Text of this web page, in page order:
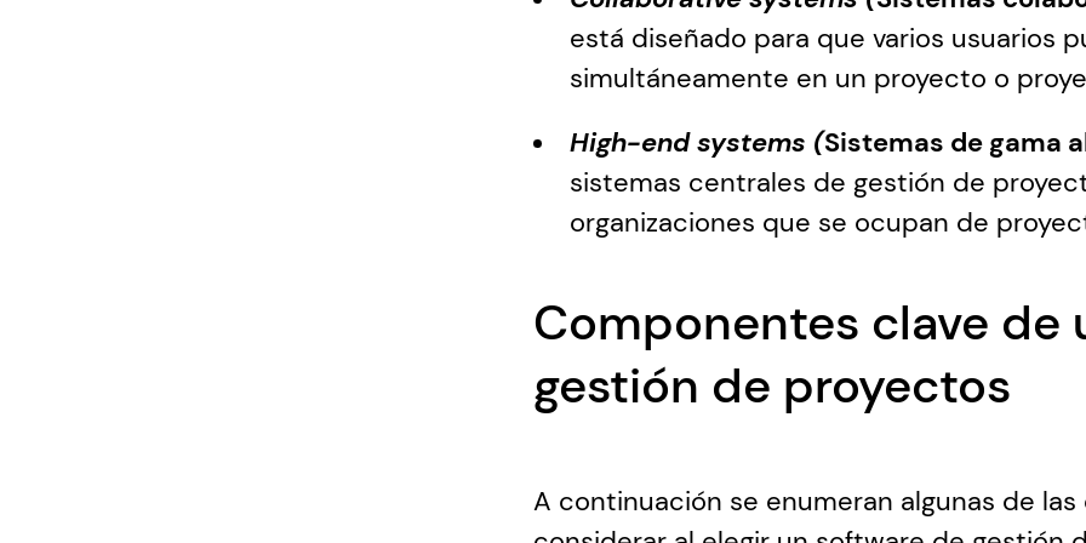
está diseñado para que varios usuarios
simultáneamente en un proyecto o
High-end systems (Sistemas de gama
sistemas centrales de gestión de
organizaciones que se ocupan de
Componentes clave de
gestión de proyectos
A continuación se enumeran algunas de